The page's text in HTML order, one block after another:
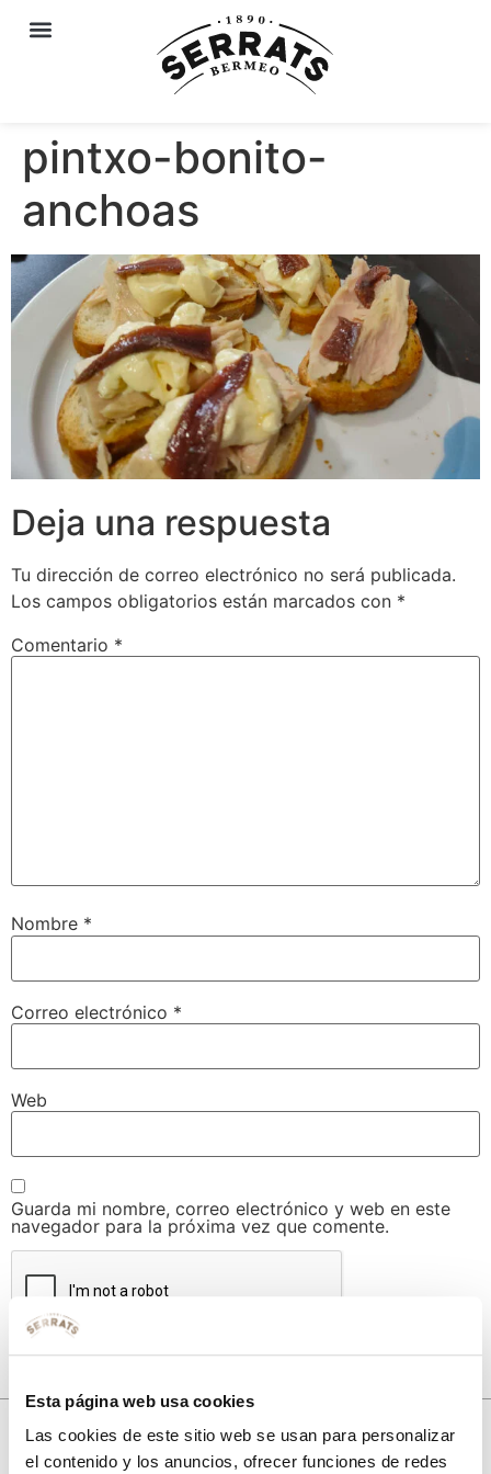
Esta página web usa cookies
Las cookies de este sitio web se usan para personalizar
el contenido y los anuncios, ofrecer funciones de redes
pintxo-bonito-
anchoas
Deja una respuesta
Tu dirección de correo electrónico no será publicada.
Los campos obligatorios están marcados con *
Comentario *
Nombre *
Correo electrónico *
Web
Guarda mi nombre, correo electrónico y web en este
navegador para la próxima vez que comente.